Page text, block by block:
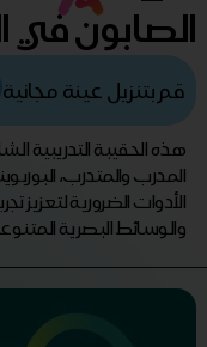
الصابون في
قم بتنزيل عينة مجانية
هذه الحقيبة التدريبية
المدرب والمتدرب،
الأدوات الضرورية لتعزيز
والوسائط البصرية